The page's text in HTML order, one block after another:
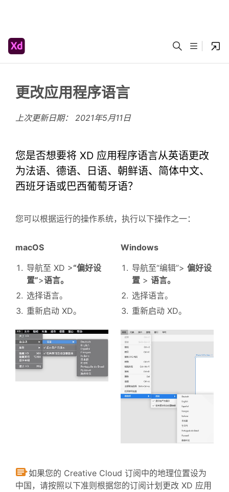
更改应用程序语言
上次更新日期： 2021年5月11日
您是否想要将 XD 应用程序语言从英语更改
为法语、德语、日语、朝鲜语、简体中文、
西班牙语或巴西葡萄牙语？
您可以根据运行的操作系统，执行以下操作之一：
macOS
导航至 XD >“偏好设
置”>语言。
选择语言。
重新启动 XD。
Windows
导航至“编辑”> 偏好设
置 > 语言。
选择语言。
重新启动 XD。
如果您的 Creative Cloud 订阅中的地理位置设为
中国，请按照以下准则根据您的订阅计划更改 XD 应用